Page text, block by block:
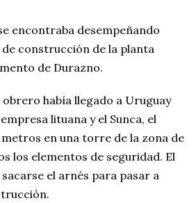
encontraba desempeñando
construcción de la planta
de Durazno.
había llegado a Uruguay
lituana y el Sunca, el
metros en una torre de la zona de
los elementos de seguridad. El
el arnés para pasar a